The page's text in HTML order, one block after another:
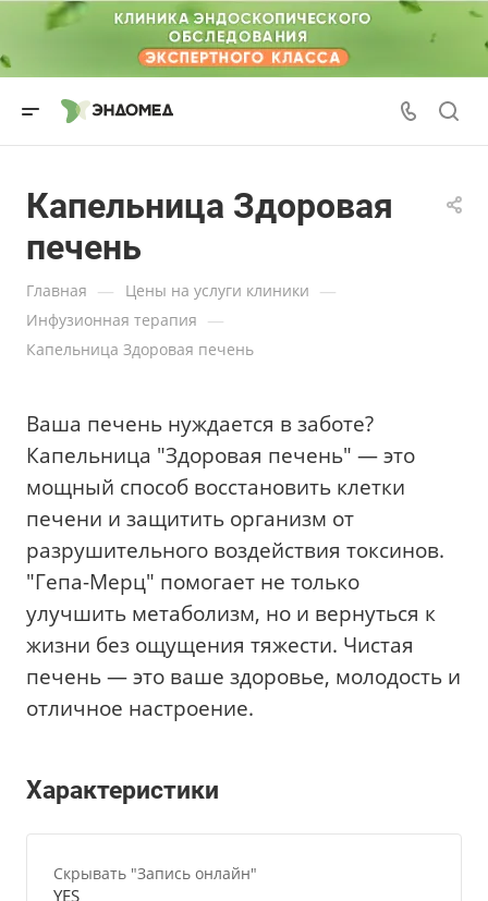
Капельница Здоровая
печень
Главная — Цены на услуги клиники —
Инфузионная терапия —
Капельница Здоровая печень
Ваша печень нуждается в заботе?
Капельница "Здоровая печень" — это
мощный способ восстановить клетки
печени и защитить организм от
разрушительного воздействия токсинов.
"Гепа-Мерц" помогает не только
улучшить метаболизм, но и вернуться к
жизни без ощущения тяжести. Чистая
печень — это ваше здоровье, молодость и
отличное настроение.
Характеристики
Скрывать "Запись онлайн"
YES